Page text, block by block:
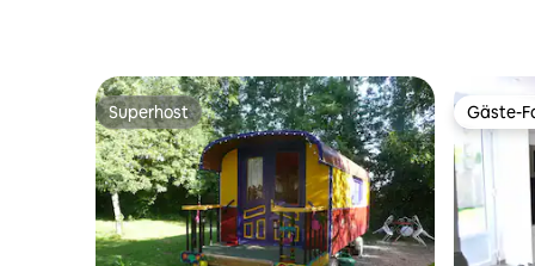
Superhost
Superhost Gäste-
Gäste-